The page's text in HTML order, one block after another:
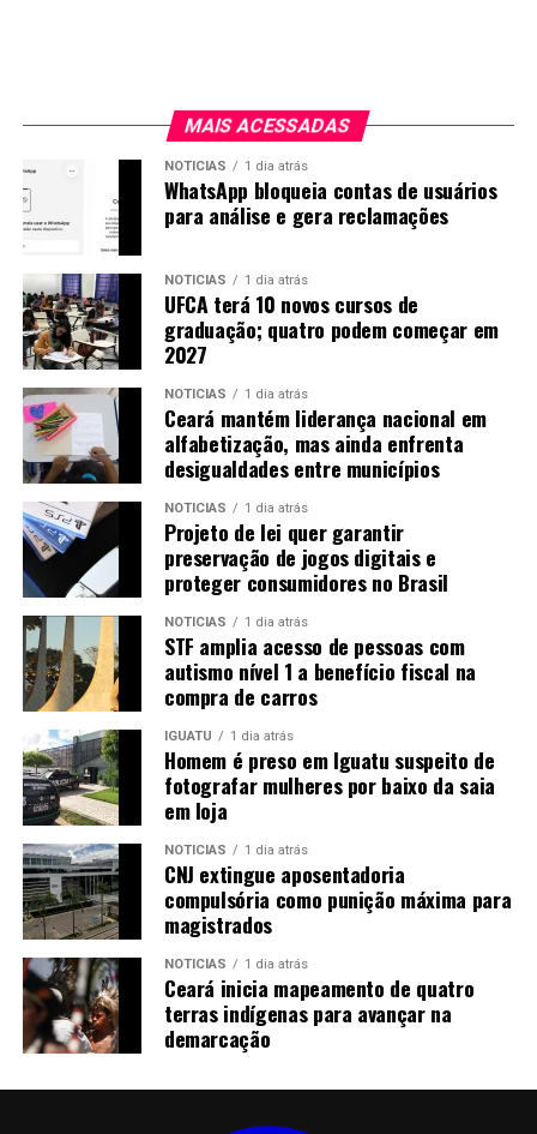
MAIS ACESSADAS
NOTICIAS 1 dia atrás
WhatsApp bloqueia contas de usuários
para análise e gera reclamações
NOTICIAS 1 dia atrás
UFCA terá 10 novos cursos de
graduação; quatro podem começar em
2027
NOTICIAS 1 dia atrás
Ceará mantém liderança nacional em
alfabetização, mas ainda enfrenta
desigualdades entre municípios
NOTICIAS 1 dia atrás
Projeto de lei quer garantir
preservação de jogos digitais e
proteger consumidores no Brasil
NOTICIAS 1 dia atrás
STF amplia acesso de pessoas com
autismo nível 1 a benefício fiscal na
compra de carros
IGUATU 1 dia atrás
Homem é preso em Iguatu suspeito de
fotografar mulheres por baixo da saia
em loja
NOTICIAS 1 dia atrás
CNJ extingue aposentadoria
compulsória como punição máxima para
magistrados
NOTICIAS 1 dia atrás
Ceará inicia mapeamento de quatro
terras indígenas para avançar na
demarcação